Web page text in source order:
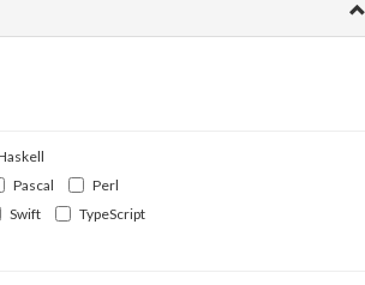
Pascal
Perl
Swift
TypeScript